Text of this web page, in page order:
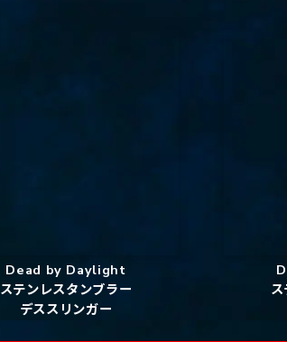
Dead by Daylight
ステンレスタンブラー
デススリンガー